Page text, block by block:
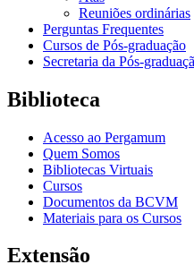
Reuniões ordinárias
Perguntas Frequentes
Cursos de Pós-graduação
Secretaria da Pós-
Biblioteca
Acesso ao Pergamum
Quem Somos
Bibliotecas Virtuais
Cursos
Documentos da BCVM
Materiais para os Cursos
Extensão